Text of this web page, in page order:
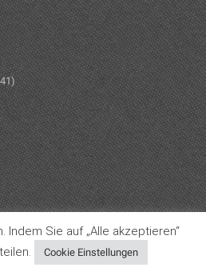
Impressum
Sie auf „Alle akzeptieren“
Cookie Einstellungen